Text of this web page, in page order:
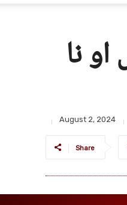
نا
August 2, 2024
Share